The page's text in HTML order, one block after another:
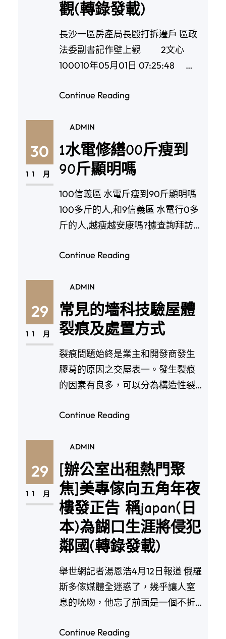
觀(轉錄發載)
長沙一區房產局長毆打拆遷戶 區政
法委副書記作壁上觀 2文心
100010年05月01日 07:25:48 …
Continue Reading
30
11 月
ADMIN
1水電修繕00斤瘦到
90斤顯明嗎
100信義區 水電斤瘦到90斤顯明嗎
100多斤的人,和9信義區 水電行0多
斤的人,越瘦越安康嗎?據查詢拜訪
Continue Reading
29
11 月
ADMIN
常見的墻科技驗屋體
裂痕及處置方式
裂痕問題始終是業主和開發商發生
膠葛的原因之交屋表一。發生裂痕
的因素有良多，可以分為構造性裂
Continue Reading
29
11 月
ADMIN
[辦公室出租熱門聚
焦]美專傢向五角年夜
樓發正告 稱japan(日
本)為餬口生涯將侵犯
鄰國(轉錄發載)
舉世網記者湯恩浩4月12日報道 俄羅
斯多傢媒體全迷惑了，幾乎讓人窒
息的吮吻，他忘了前面是一個不折
Continue Reading